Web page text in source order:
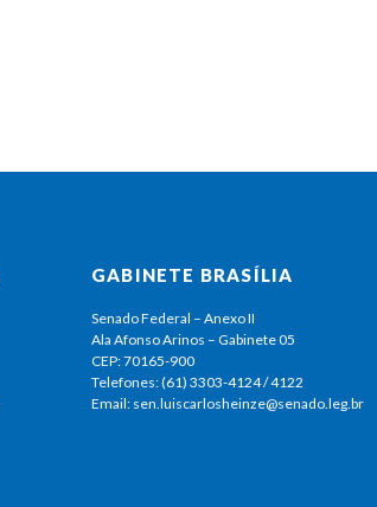
GABINETE BRASÍLIA
Senado Federal – Anexo II
Ala Afonso Arinos – Gabinete 05
CEP: 70165-900
Telefones: (61) 3303-4124 / 4122
Email: sen.luiscarlosheinze@senado.leg.br